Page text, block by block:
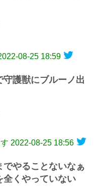
08-25 18:59
護獣にブルーノ出
2022-08-25 18:56
でやることないなぁ
全くやっていない